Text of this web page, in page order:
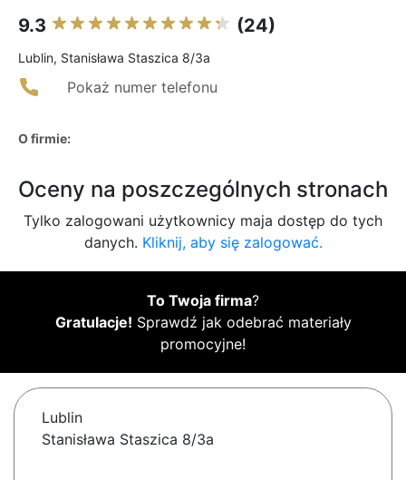
9.3 (24)
Lublin, Stanisława Staszica 8/3a
Pokaż numer telefonu
O firmie:
Oceny na poszczególnych stronach
Tylko zalogowani użytkownicy maja dostęp do tych
danych. Kliknij, aby się zalogować.
To Twoja firma?
Gratulacje! Sprawdź jak odebrać materiały
promocyjne!
Lublin
Stanisława Staszica 8/3a